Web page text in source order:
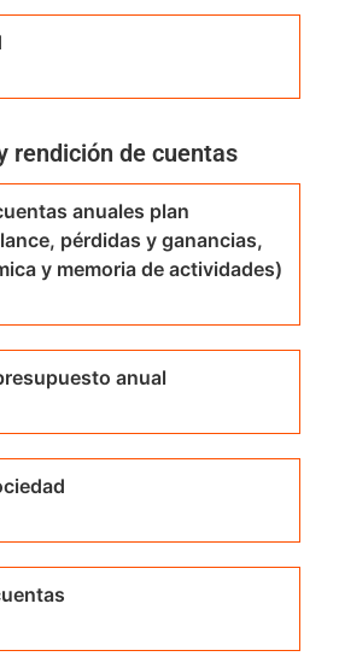
rendición de cuentas
anuales plan
pérdidas y ganancias,
y memoria de actividades)
anual